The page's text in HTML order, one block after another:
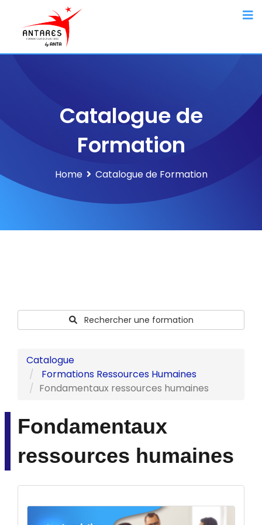
Catalogue de
Formation
Home Catalogue de Formation
Rechercher une formation
Catalogue
Formations Ressources Humaines
Fondamentaux ressources humaines
Fondamentaux
ressources humaines